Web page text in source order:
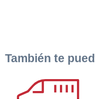
También te